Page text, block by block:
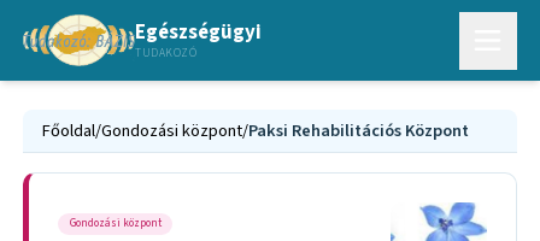
Egészségügyi
TUDAKOZÓ
Főoldal/Gondozási központ/Paksi Rehabilitációs Központ
Gondozási központ